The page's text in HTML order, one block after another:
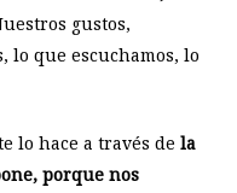
gustos,
lo que escuchamos, lo
lo hace a través de la
porque nos